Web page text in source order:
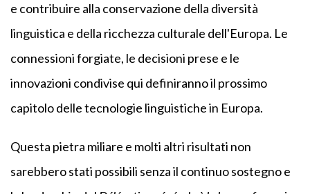
e contribuire alla conservazione della diversità
linguistica e della ricchezza culturale dell'Europa. Le
connessioni forgiate, le decisioni prese e le
innovazioni condivise qui definiranno il prossimo
capitolo delle tecnologie linguistiche in Europa.
Questa pietra miliare e molti altri risultati non
sarebbero stati possibili senza il continuo sostegno e